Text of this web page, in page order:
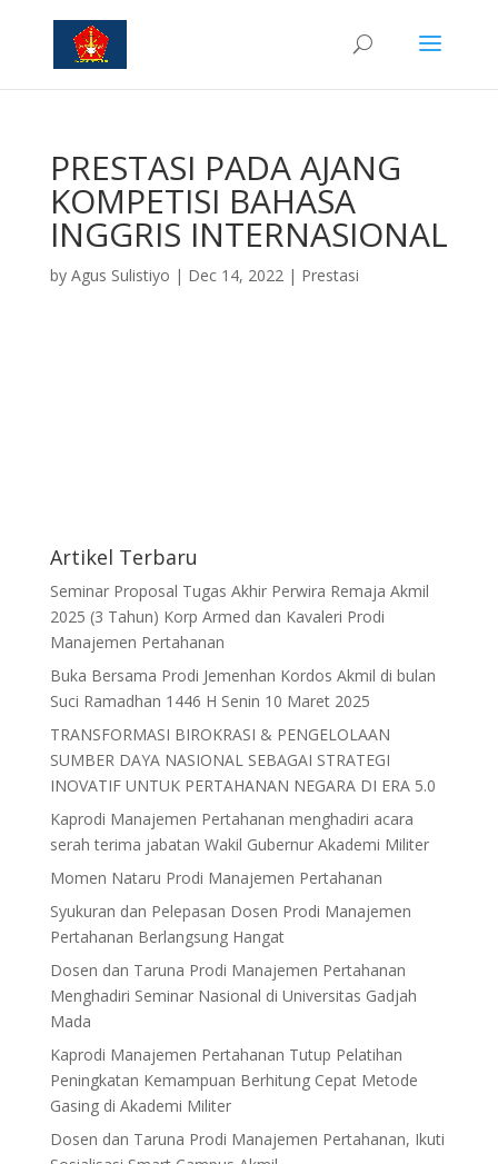
PRESTASI PADA AJANG
KOMPETISI BAHASA
INGGRIS INTERNASIONAL
by Agus Sulistiyo | Dec 14, 2022| Prestasi
Artikel Terbaru
Seminar Proposal Tugas Akhir Perwira Remaja Akmil
2025 (3 Tahun) Korp Armed dan Kavaleri Prodi
Manajemen Pertahanan
Buka Bersama Prodi Jemenhan Kordos Akmil di bulan
Suci Ramadhan 1446 H Senin 10 Maret 2025
TRANSFORMASI BIROKRASI & PENGELOLAAN
SUMBER DAYA NASIONAL SEBAGAI STRATEGI
INOVATIF UNTUK PERTAHANAN NEGARA DI ERA 5.0
Kaprodi Manajemen Pertahanan menghadiri acara
serah terima jabatan Wakil Gubernur Akademi Militer
Momen Nataru Prodi Manajemen Pertahanan
Syukuran dan Pelepasan Dosen Prodi Manajemen
Pertahanan Berlangsung Hangat
Dosen dan Taruna Prodi Manajemen Pertahanan
Menghadiri Seminar Nasional di Universitas Gadjah
Mada
Kaprodi Manajemen Pertahanan Tutup Pelatihan
Peningkatan Kemampuan Berhitung Cepat Metode
Gasing di Akademi Militer
Dosen dan Taruna Prodi Manajemen Pertahanan, Ikuti